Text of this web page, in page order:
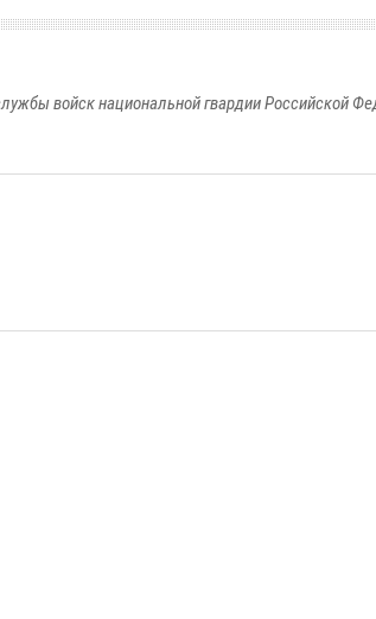
войск национальной гвардии Российской